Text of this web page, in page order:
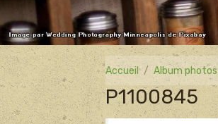
Accueil Album photos
P1100845